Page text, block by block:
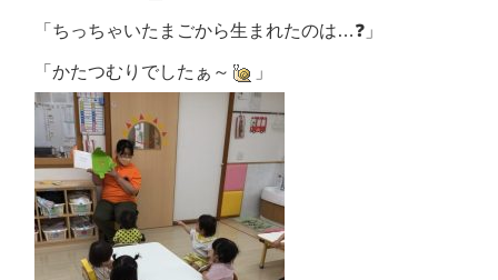
「ちっちゃいたまごから生まれたのは…❓」
「かたつむりでしたぁ～ 」